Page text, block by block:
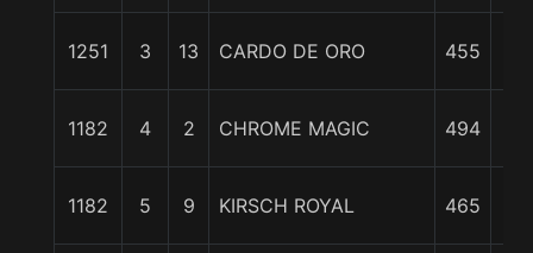
1251 3 13 CARDO DE ORO 455
1182 4 2 CHROME MAGIC 494
1182 5 9 KIRSCH ROYAL 465